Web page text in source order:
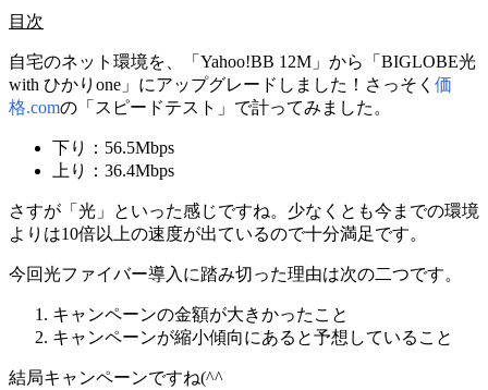
目次
自宅のネット環境を、「Yahoo!BB 12M」から「BIGLOBE光
with ひかりone」にアップグレードしました！さっそく 価
格.comの「スピードテスト」で計ってみました。
下り：56.5Mbps
上り：36.4Mbps
さすが「光」といった感じですね。少なくとも今までの環境
よりは10倍以上の速度が出ているので十分満足です。
今回光ファイバー導入に踏み切った理由は次の二つです。
キャンペーンの金額が大きかったこと
キャンペーンが縮小傾向にあると予想していること
結局キャンペーンですね(^^ゞ